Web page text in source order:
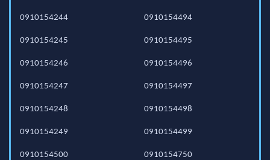
0910154244
0910154245
0910154246
0910154247
0910154248
0910154249
0910154494
0910154495
0910154496
0910154497
0910154498
0910154499
0910154500 0910154750